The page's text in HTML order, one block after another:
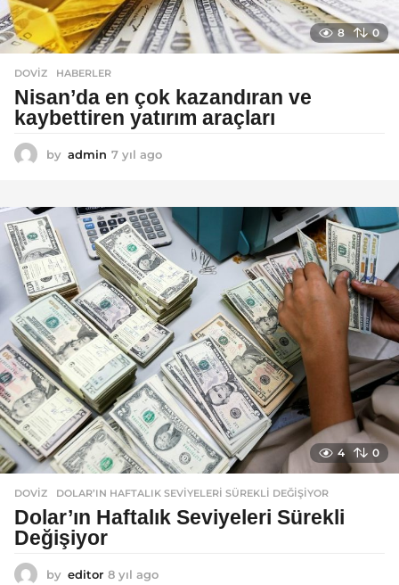
8 0
DOVIZ ,HABERLER
Nisan’da en çok kazandıran ve
kaybettiren yatırım araçları
by admin 7 yıl ago
l
a
g
o
4 0
DOVIZ DOLAR’IN HAFTALIK SEVIYELERI SÜREKLI DEĞIŞIYOR
Dolar’ın Haftalık Seviyeleri Sürekli
Değişiyor
by editor 8 yıl ago